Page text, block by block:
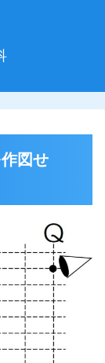
図せ